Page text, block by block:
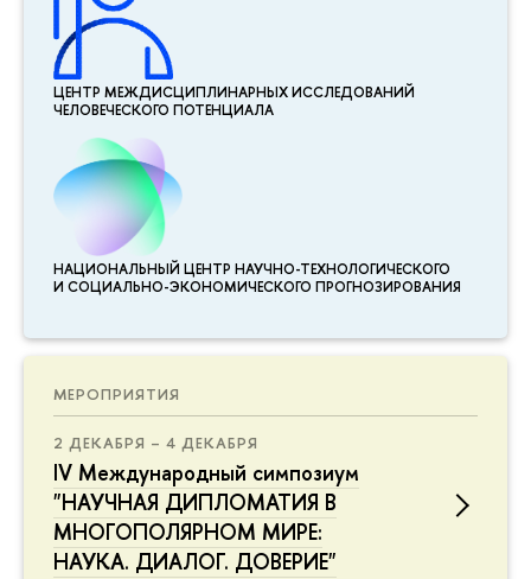
ЦЕНТР МЕЖДИСЦИПЛИНАР­НЫХ ИССЛЕДОВАНИЙ
ЧЕЛОВЕЧЕСКОГО ПОТЕНЦИАЛА
НАЦИОНАЛЬНЫЙ ЦЕНТР НАУЧНО-ТЕХНОЛОГИЧЕСКОГО
И СОЦИАЛЬНО-ЭКОНОМИЧЕСКОГО ПРОГНОЗИРОВАНИЯ
МЕРОПРИЯТИЯ
2 ДЕКАБРЯ – 4 ДЕКАБРЯ
IV Международный симпозиум
"НАУЧНАЯ ДИПЛОМАТИЯ В
МНОГОПОЛЯРНОМ МИРЕ:
НАУКА. ДИАЛОГ. ДОВЕРИЕ"